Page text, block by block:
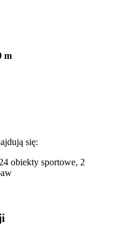
m
się:
obiekty sportowe, 2